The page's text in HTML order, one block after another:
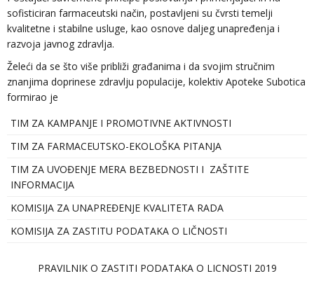
sofisticiran farmaceutski način, postavljeni su čvrsti temelji
kvalitetne i stabilne usluge, kao osnove daljeg unapređenja i
razvoja javnog zdravlja.
Želeći da se što više približi građanima i da svojim stručnim
znanjima doprinese zdravlju populacije, kolektiv Apoteke Subotica
formirao je
TIM ZA KAMPANJE I PROMOTIVNE AKTIVNOSTI
TIM ZA FARMACEUTSKO-EKOLOŠKA PITANJA
TIM ZA UVOĐENJE MERA BEZBEDNOSTI I ZAŠTITE
INFORMACIJA
KOMISIJA ZA UNAPREĐENJE KVALITETA RADA
KOMISIJA ZA ZASTITU PODATAKA O LIČNOSTI
PRAVILNIK O ZASTITI PODATAKA O LICNOSTI 2019